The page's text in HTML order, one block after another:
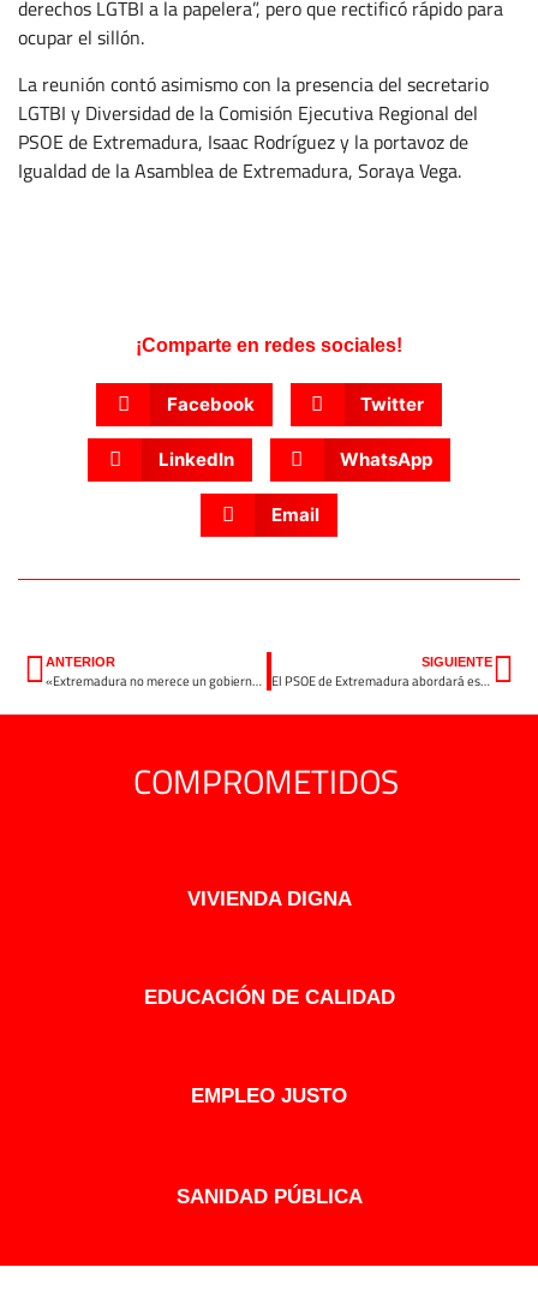
derechos LGTBI a la papelera”, pero que rectificó rápido para
ocupar el sillón.
La reunión contó asimismo con la presencia del secretario
LGTBI y Diversidad de la Comisión Ejecutiva Regional del
PSOE de Extremadura, Isaac Rodríguez y la portavoz de
Igualdad de la Asamblea de Extremadura, Soraya Vega.
¡Comparte en redes sociales!
Facebook Twitter
LinkedIn WhatsApp
Email
ANTERIOR
«Extremadura no merece un gobierno de escándalos y crispación»
SIGUIENTE
El PSOE de Extremadura abordará este sábado en el Comité Regional la situación federal del partido
COMPROMETIDOS
VIVIENDA DIGNA
EDUCACIÓN DE CALIDAD
EMPLEO JUSTO
SANIDAD PÚBLICA